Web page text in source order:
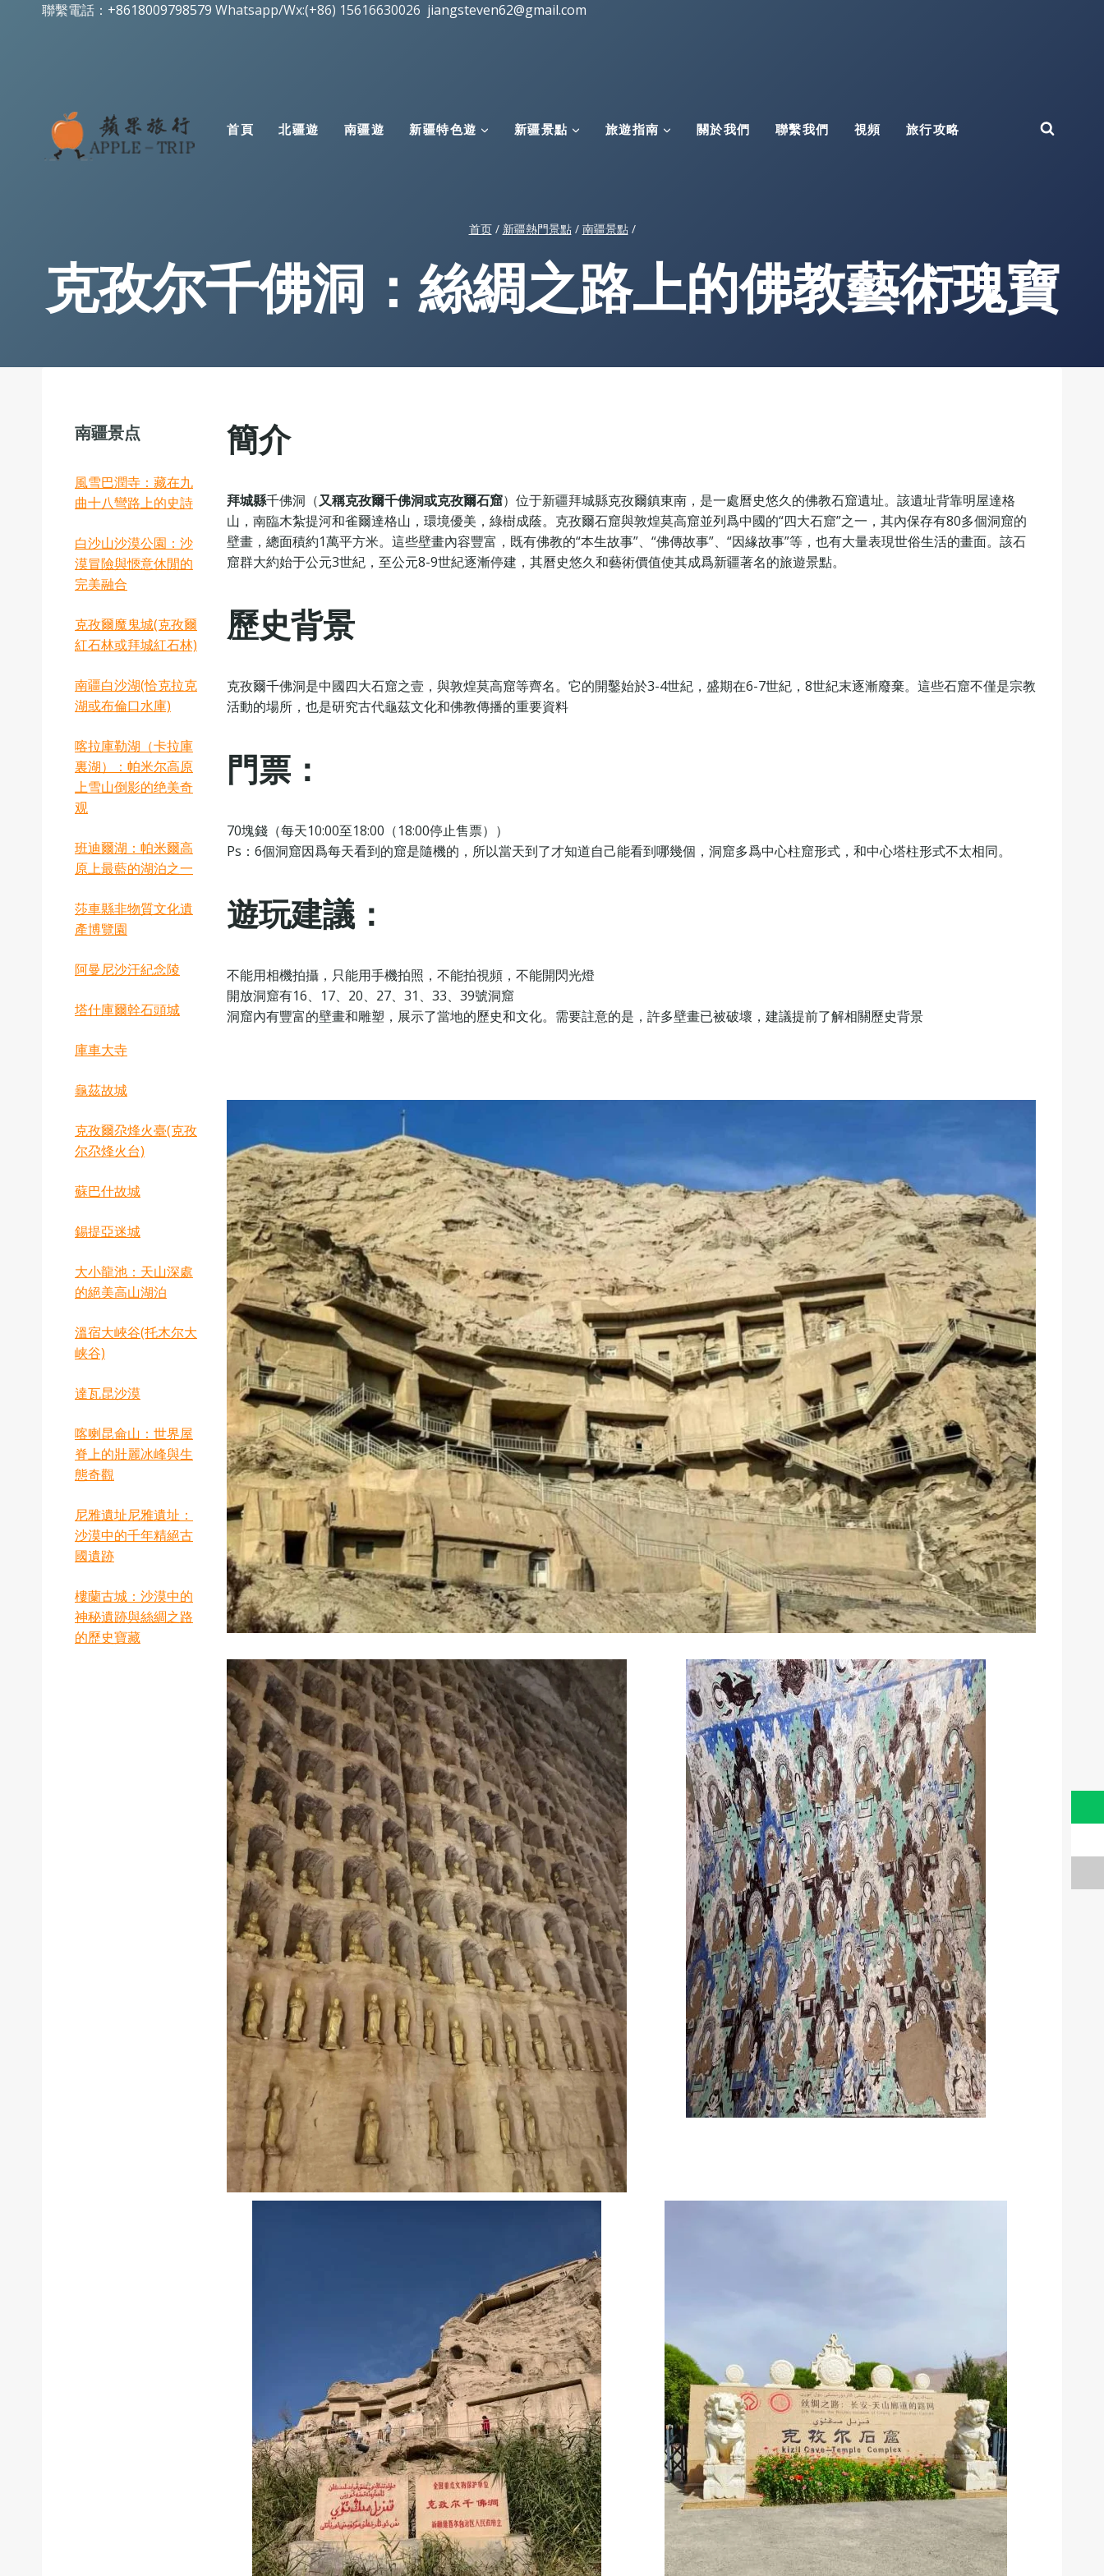
聯繫電話： +8618009798579 Whatsapp/Wx:(+86) 15616630026 jiangsteven62@gmail.com
首頁 北疆遊 南疆遊 新疆特色遊 新疆景點 旅遊指南 關於我們 聯繫我們 視頻 旅行攻略
首页 / 新疆熱門景點 / 南疆景點 /
克孜尔千佛洞：絲綢之路上的佛教藝術瑰寶
南疆景点
風雪巴潤寺：藏在九
曲十八彎路上的史詩
白沙山沙漠公園：沙
漠冒險與愜意休閒的
完美融合
克孜爾魔鬼城(克孜爾
紅石林或拜城紅石林)
‌南疆白沙湖‌(恰克拉克
湖或布倫口水庫)
喀拉庫勒湖（卡拉庫
裏湖）：帕米尔高原
上雪山倒影的绝美奇
观
班迪爾湖：帕米爾高
原上最藍的湖泊之一
莎車縣非物質文化遺
產博覽園
阿曼尼沙汗紀念陵
塔什庫爾幹石頭城
‌庫車大寺
龜茲故城
克孜爾尕烽火臺(克孜
尔尕烽火台)
蘇巴什故城
錫提亞迷城
‌大小龍池：天山深處
的絕美高山湖泊
‌溫宿大峽谷(托木尔大
峡谷)
達瓦昆沙漠
喀喇昆侖山：世界屋
脊上的壯麗冰峰與生
態奇觀
尼雅遺址尼雅遺址：
沙漠中的千年精絕古
國遺跡
樓蘭古城：沙漠中的
神秘遺跡與絲綢之路
的歷史寶藏
簡介
拜城縣千佛洞（‌又稱克孜爾千佛洞或克孜爾石窟）位于新疆拜城縣克孜爾鎮東南，是一處曆史悠久的佛教石窟遺址。該遺址背靠明屋達格
山，南臨木紮提河和雀爾達格山，環境優美，綠樹成蔭。克孜爾石窟與敦煌莫高窟並列爲中國的“四大石窟”之一，其內保存有80多個洞窟的
壁畫，總面積約1萬平方米。這些壁畫內容豐富，既有佛教的“本生故事”、“佛傳故事”、“因緣故事”等，也有大量表現世俗生活的畫面。該石
窟群大約始于公元3世紀，至公元8-9世紀逐漸停建，其曆史悠久和藝術價值使其成爲新疆著名的旅遊景點。
歷史背景
克孜爾千佛洞是中國四大石窟之壹，與敦煌莫高窟等齊名。它的開鑿始於3-4世紀，盛期在6-7世紀，8世紀末逐漸廢棄。這些石窟不僅是宗教
活動的場所，也是研究古代龜茲文化和佛教傳播的重要資料‌
門票：
70塊錢（每天10:00至18:00（18:00停止售票））
Ps：6個洞窟因爲每天看到的窟是隨機的，所以當天到了才知道自己能看到哪幾個，洞窟多爲中心柱窟形式，和中心塔柱形式不太相同。
遊玩建議：
不能用相機拍攝‌，只能用手機拍照，不能拍視頻，不能開閃光燈‌
開放洞窟有16、17、20、27、31、33、39號洞窟‌
洞窟內有豐富的壁畫和雕塑，展示了當地的歷史和文化。需要註意的是，許多壁畫已被破壞，建議提前了解相關歷史背景